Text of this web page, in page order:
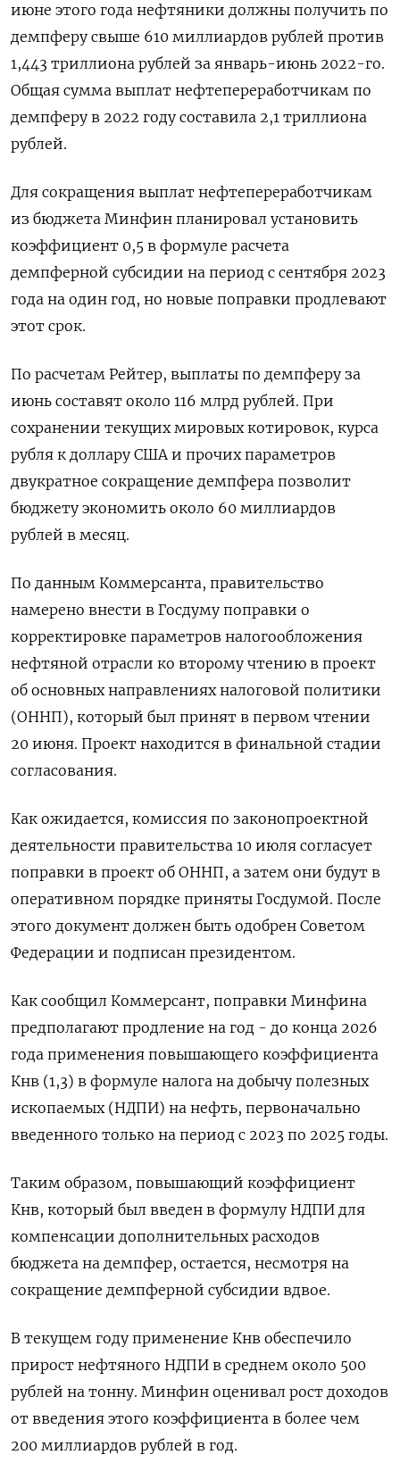
июне этого года нефтяники должны получить по
демпферу свыше 610 миллиардов рублей против
1,443 триллиона рублей за январь-июнь 2022-го.
Общая сумма выплат нефтепереработчикам по
демпферу в 2022 году составила 2,1 триллиона
рублей.
Для сокращения выплат нефтепереработчикам
из бюджета Минфин планировал установить
коэффициент 0,5 в формуле расчета
демпферной субсидии на период с сентября 2023
года на один год, но новые поправки продлевают
этот срок.
По расчетам Рейтер, выплаты по демпферу за
июнь составят около 116 млрд рублей. При
сохранении текущих мировых котировок, курса
рубля к доллару США и прочих параметров
двукратное сокращение демпфера позволит
бюджету экономить около 60 миллиардов
рублей в месяц.
По данным Коммерсанта, правительство
намерено внести в Госдуму поправки о
корректировке параметров налогообложения
нефтяной отрасли ко второму чтению в проект
об основных направлениях налоговой политики
(ОННП), который был принят в первом чтении
20 июня. Проект находится в финальной стадии
согласования.
Как ожидается, комиссия по законопроектной
деятельности правительства 10 июля согласует
поправки в проект об ОННП, а затем они будут в
оперативном порядке приняты Госдумой. После
этого документ должен быть одобрен Советом
Федерации и подписан президентом.
Как сообщил Коммерсант, поправки Минфина
предполагают продление на год - до конца 2026
года применения повышающего коэффициента
Кнв (1,3) в формуле налога на добычу полезных
ископаемых (НДПИ) на нефть, первоначально
введенного только на период с 2023 по 2025 годы.
Таким образом, повышающий коэффициент
Кнв, который был введен в формулу НДПИ для
компенсации дополнительных расходов
бюджета на демпфер, остается, несмотря на
сокращение демпферной субсидии вдвое.
В текущем году применение Кнв обеспечило
прирост нефтяного НДПИ в среднем около 500
рублей на тонну. Минфин оценивал рост доходов
от введения этого коэффициента в более чем
200 миллиардов рублей в год.